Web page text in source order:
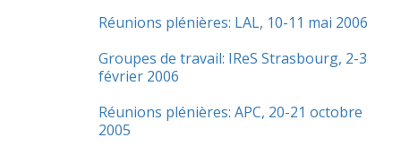
Réunions plénières: LAL, 10-11 mai 2006
Groupes de travail: IReS Strasbourg, 2-3
février 2006
Réunions plénières: APC, 20-21 octobre
2005